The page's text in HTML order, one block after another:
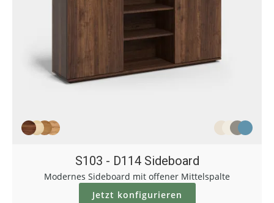
S103 - D114 Sideboard
Modernes Sideboard mit offener Mittelspalte
Jetzt konfigurieren